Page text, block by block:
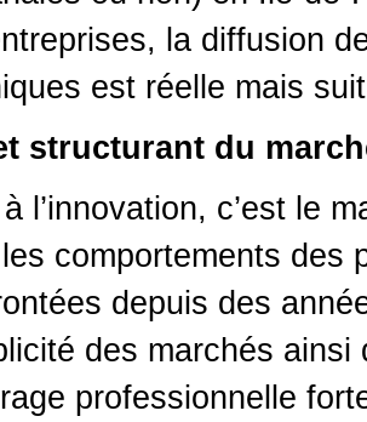
la diffusion
est réelle mais
structurant du
l’innovation, c’est le
comportements des
depuis des
des marchés ainsi
professionnelle